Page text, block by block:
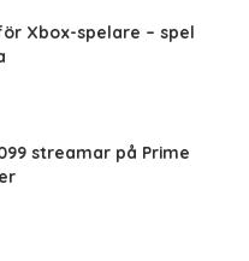
Xbox-spelare – spel
streamar på Prime